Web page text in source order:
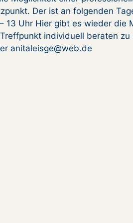
Der ist an folgenden
13 Uhr Hier gibt es wieder die
individuell beraten zu
anitaleisge@web.de